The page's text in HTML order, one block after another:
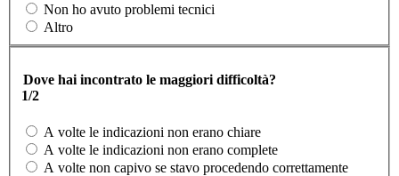
Non ho avuto problemi tecnici
Altro
Dove hai incontrato le maggiori difficoltà?
1/2
A volte le indicazioni non erano chiare
A volte le indicazioni non erano complete
A volte non capivo se stavo procedendo correttamente